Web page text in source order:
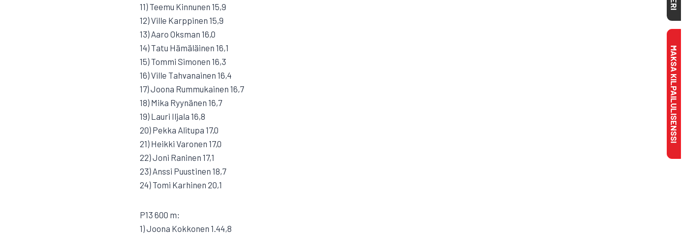
11) Teemu Kinnunen 15,9
12) Ville Karppinen 15,9
13) Aaro Oksman 16,0
14) Tatu Hämäläinen 16,1
15) Tommi Simonen 16,3
16) Ville Tahvanainen 16,4
17) Joona Rummukainen 16,7
18) Mika Ryynänen 16,7
19) Lauri Iljala 16,8
20) Pekka Alitupa 17,0
21) Heikki Varonen 17,0
22) Joni Raninen 17,1
23) Anssi Puustinen 18,7
24) Tomi Karhinen 20,1
P13 600 m:
1) Joona Kokkonen 1.44,8
MAKSA KILPAILULISENSSI